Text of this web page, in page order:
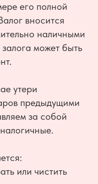
его полной
вносится
наличными
может быть
утери
предыдущими
за собой
или чистить